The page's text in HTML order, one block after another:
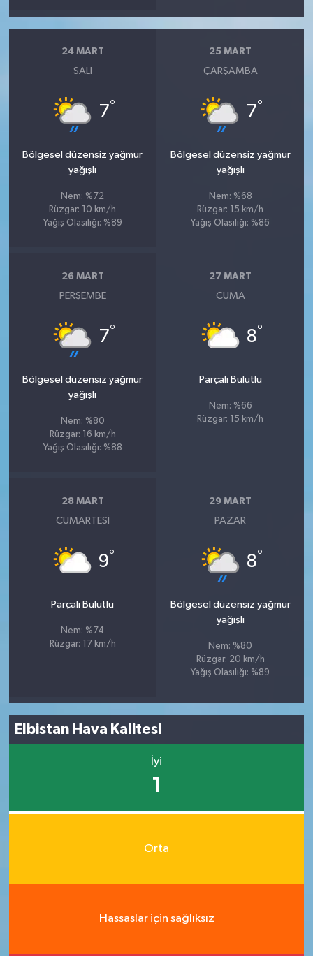
24 MART
SALI
7°
Bölgesel düzensiz yağmur
yağışlı
Nem: %72
Rüzgar: 10 km/h
Yağış Olasılığı: %89
25 MART
ÇARŞAMBA
7°
Bölgesel düzensiz yağmur
yağışlı
Nem: %68
Rüzgar: 15 km/h
Yağış Olasılığı: %86
26 MART
PERŞEMBE
7°
Bölgesel düzensiz yağmur
yağışlı
Nem: %80
Rüzgar: 16 km/h
Yağış Olasılığı: %88
27 MART
CUMA
8°
Parçalı Bulutlu
Nem: %66
Rüzgar: 15 km/h
28 MART
CUMARTESI
9°
Parçalı Bulutlu
Nem: %74
Rüzgar: 17 km/h
29 MART
PAZAR
8°
Bölgesel düzensiz yağmur
yağışlı
Nem: %80
Rüzgar: 20 km/h
Yağış Olasılığı: %89
Elbistan Hava Kalitesi
İyi
1
Orta
Hassaslar için sağlıksız